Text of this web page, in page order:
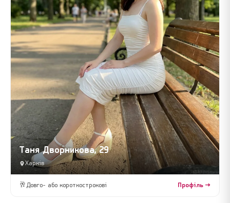
Таня Дворникова, 29
Харків
🥂 Довго- або короткострокові Профіль →